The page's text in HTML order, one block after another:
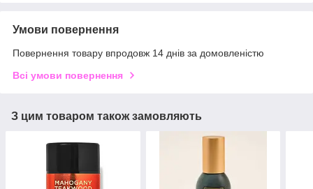
Умови повернення
Повернення товару впродовж 14 днів за домовленістю
Всі умови повернення
З цим товаром також замовляють